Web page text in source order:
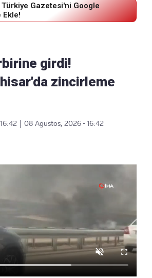
Türkiye Gazetesi'ni Google
Ekle!
girdi!
zincirleme
08 Ağustos, 2026 - 16:42